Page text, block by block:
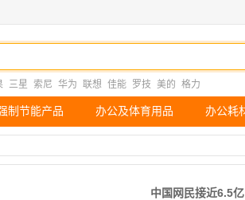
三星 索尼 华为 联想 佳能 罗技 美的 格力
制节能产品 办公及体育用品 办公耗
中国网民接近6.5